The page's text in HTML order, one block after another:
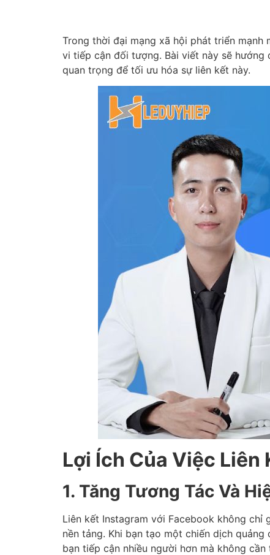
Trong thời đại mạng xã hội phát triển mạnh
vi tiếp cận đối tượng. Bài viết này sẽ hướng
quan trọng để tối ưu hóa sự liên kết này.
Lợi Ích Của Việc
1. Tăng Tương Tác Và
Liên kết Instagram với Facebook không
nền tảng. Khi bạn tạo một chiến dịch
bạn tiếp cận nhiều người hơn mà không